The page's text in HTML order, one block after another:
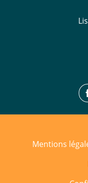
Mentions